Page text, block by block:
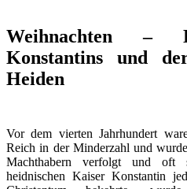
Weihnachten –
Konstantins und
Heiden
Vor dem vierten Jahrhundert
Reich in der Minderzahl und
Machthabern verfolgt und oft
heidnischen Kaiser Konstantin